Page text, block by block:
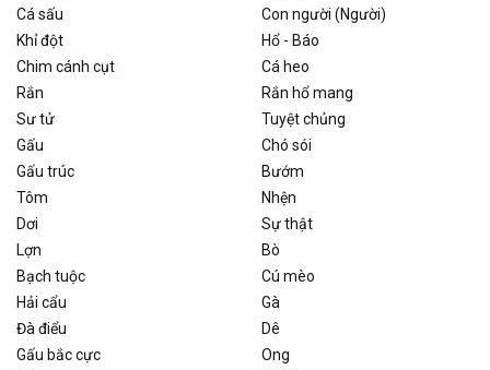
Cá sấu
Con người (Người)
Khỉ đột
Hổ - Báo
Chim cánh cụt
Cá heo
Rắn
Rắn hổ mang
Sư tử
Tuyệt chủng
Gấu
Chó sói
Gấu trúc
Bướm
Tôm
Nhện
Dơi
Sự thật
Lợn
Bò
Bạch tuộc
Cú mèo
Hải cẩu
Gà
Đà điểu
Dê
Gấu bắc cực
Ong